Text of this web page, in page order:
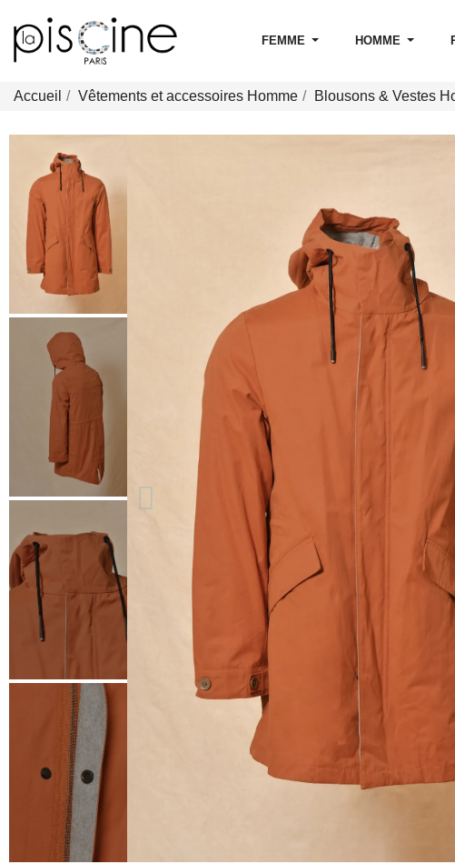
FEMME HOMME
Accueil Vêtements et accessoires Homme Blousons & Vestes